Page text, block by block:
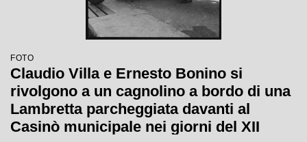
FOTO
Claudio Villa e Ernesto Bonino si
rivolgono a un cagnolino a bordo di una
Lambretta parcheggiata davanti al
Casinò municipale nei giorni del XII